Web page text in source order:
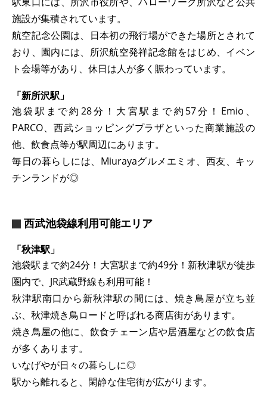
施設が集積されています。
航空記念公園は、日本初の飛行場ができた場所とされて
おり、園内には、所沢航空発祥記念館をはじめ、イベン
ト会場等があり、休日は人が多く賑わっています。
「新所沢駅」
池袋駅まで約28分！大宮駅まで約57分！Emio、
PARCO、西武ショッピングプラザといった商業施設の
他、飲食点等が駅周辺にあります。
毎日の暮らしには、Miurayaグルメエミオ、西友、キッ
チンランドが◎
西武池袋線利用可能エリア
「秋津駅」
池袋駅まで約24分！大宮駅まで約49分！新秋津駅が徒歩
圏内で、JR武蔵野線も利用可能！
秋津駅南口から新秋津駅の間には、焼き鳥屋が立ち並
ぶ、秋津焼き鳥ロードと呼ばれる商店街があります。
焼き鳥屋の他に、飲食チェーン店や居酒屋などの飲食店
が多くあります。
いなげやが日々の暮らしに◎
駅から離れると、閑静な住宅街が広がります。